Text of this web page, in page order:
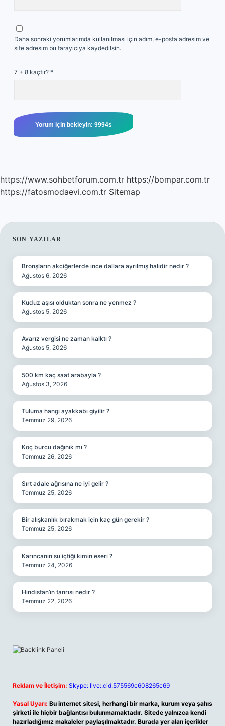
Daha sonraki yorumlarımda kullanılması için adım, e-posta adresim ve
site adresim bu tarayıcıya kaydedilsin.
7 + 8 kaçtır? *
https://www.sohbetforum.com.tr https://bompar.com.tr
https://fatosmodaevi.com.tr Sitemap
SIDEBAR
SON YAZILAR
Bronşların akciğerlerde ince dallara ayrılmış halidir nedir ?
Ağustos 6, 2026
Kuduz aşısı olduktan sonra ne yenmez ?
Ağustos 5, 2026
Avarız vergisi ne zaman kalktı ?
Ağustos 5, 2026
500 km kaç saat arabayla ?
Ağustos 3, 2026
Tuluma hangi ayakkabı giyilir ?
Temmuz 29, 2026
Koç burcu dağınık mı ?
Temmuz 26, 2026
Sırt adale ağrısına ne iyi gelir ?
Temmuz 25, 2026
Bir alışkanlık bırakmak için kaç gün gerekir ?
Temmuz 25, 2026
Karıncanın su içtiği kimin eseri ?
Temmuz 24, 2026
Hindistan’ın tanrısı nedir ?
Temmuz 22, 2026
Reklam ve İletişim: Skype: live:.cid.575569c608265c69
Yasal Uyarı: Bu internet sitesi, herhangi bir marka, kurum veya şahıs
şirketi ile hiçbir bağlantısı bulunmamaktadır. Sitede yalnızca kendi
hazırladığımız makaleler paylaşılmaktadır. Burada yer alan içerikler